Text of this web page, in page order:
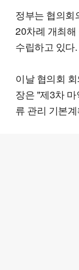
정부는 협의회
20차례 개최
수립하고 있다.
이날 협의회
장은 "제3차
류 관리 기본